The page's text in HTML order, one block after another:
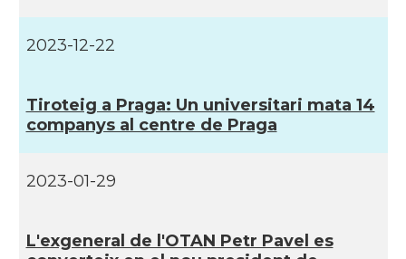
2023-12-22
Tiroteig a Praga: Un universitari mata 14
companys al centre de Praga
2023-01-29
L'exgeneral de l'OTAN Petr Pavel es